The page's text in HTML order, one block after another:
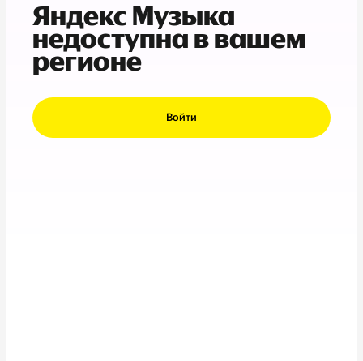
Яндекс Музыка
недоступна в вашем
регионе
Войти